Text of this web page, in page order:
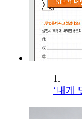
1.
‘내게